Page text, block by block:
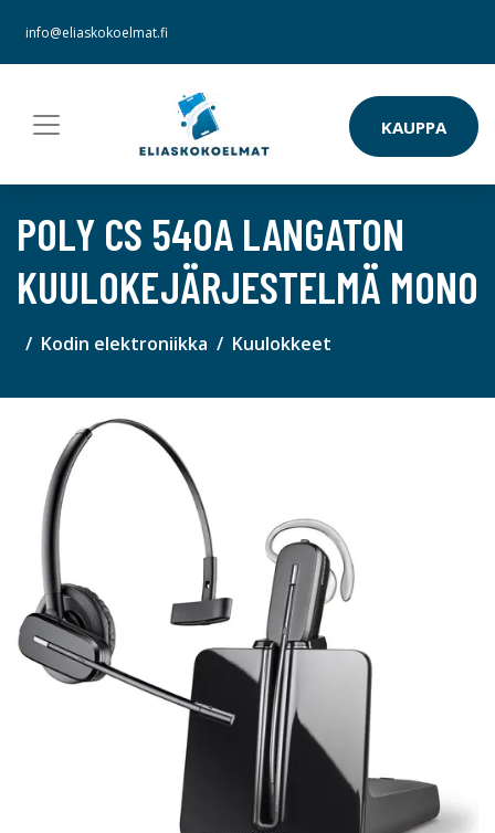
info@eliaskokoelmat.fi
KAUPPA
POLY CS 540A LANGATON
KUULOKEJÄRJESTELMÄ MONO
Kodin elektroniikka Kuulokkeet